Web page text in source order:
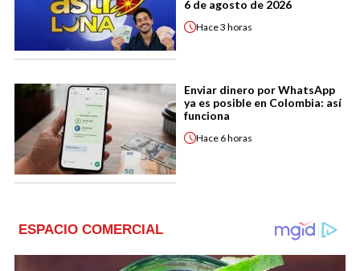
6 de agosto de 2026
Hace3 horas
Enviar dinero por WhatsApp
ya es posible en Colombia: así
funciona
Hace 6 horas